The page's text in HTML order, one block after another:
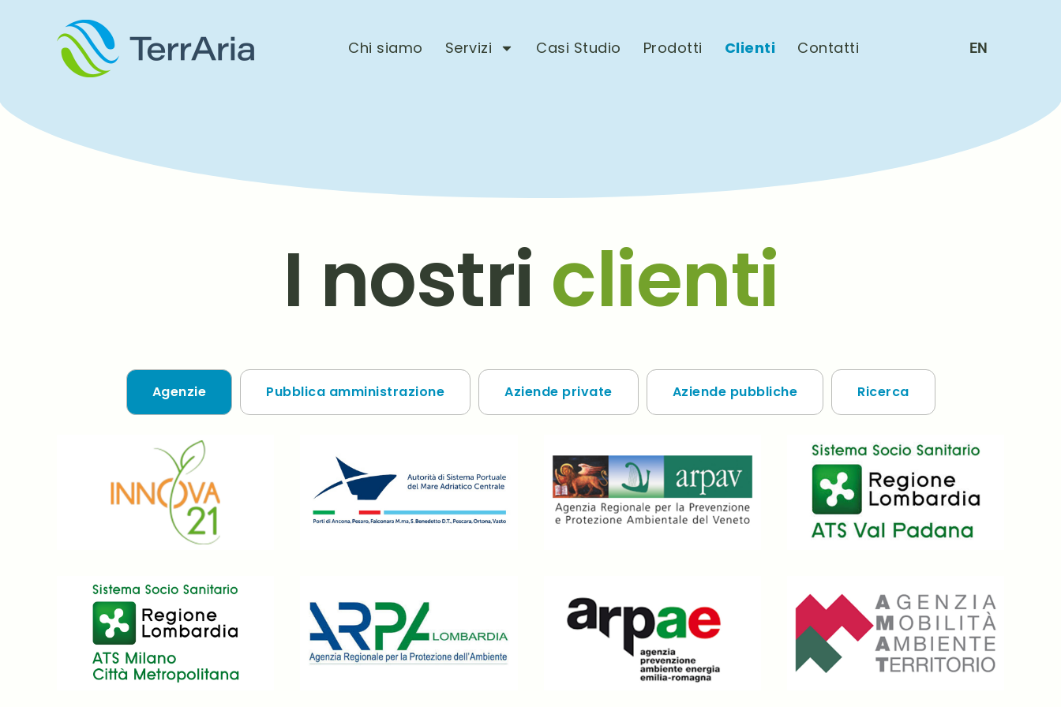
Chi siamo Servizi Casi Studio Prodotti Clienti Contatti EN
I nostri clienti
Agenzie Pubblica amministrazione Aziende private Aziende pubbliche Ricerca